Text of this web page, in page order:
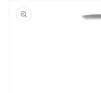
proizvodu